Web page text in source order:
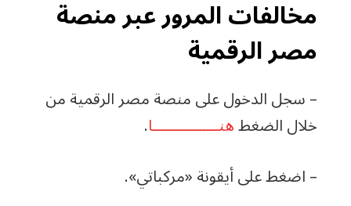
مخالفات المرور عبر منصة
مصر الرقمية
– سجل الدخول على منصة مصر الرقمية من
خلال الضغطهنـــــــــــــــــا.
– اضغط على أيقونة «مركباتي».